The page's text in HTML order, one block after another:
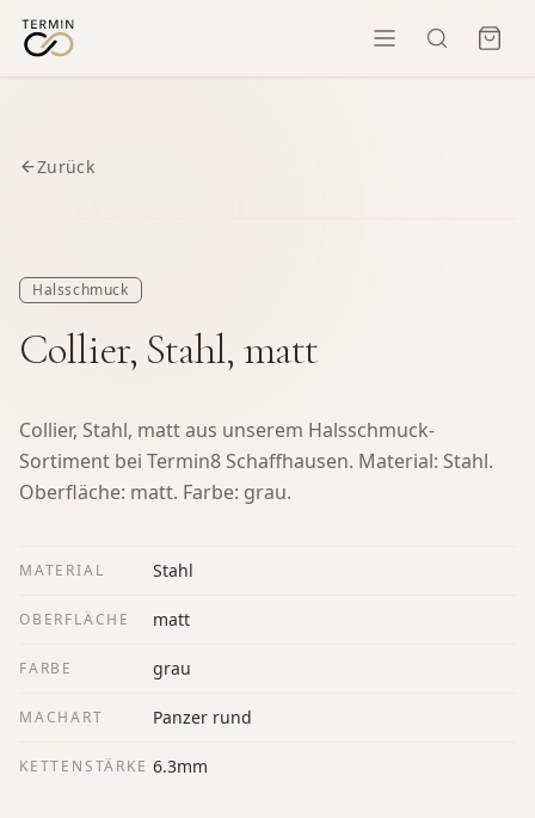
Zurück
Halsschmuck
Collier, Stahl, matt
Collier, Stahl, matt aus unserem Halsschmuck-
Sortiment bei Termin8 Schaffhausen. Material: Stahl.
Oberfläche: matt. Farbe: grau.
MATERIAL Stahl
OBERFLÄCHE matt
FARBE grau
MACHART Panzer rund
KETTENSTÄRKE 6.3mm